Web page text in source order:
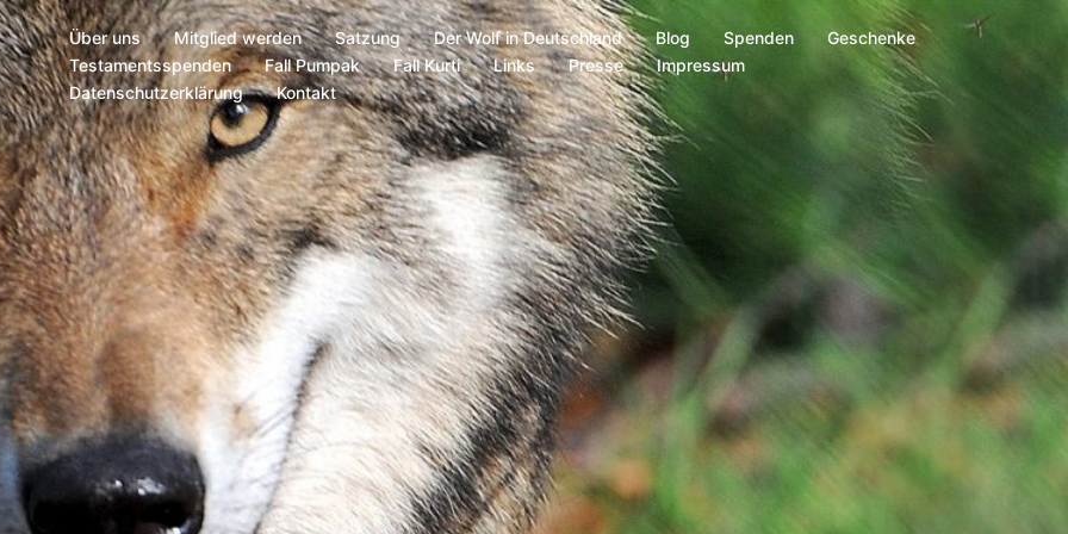
Über uns Mitglied werden Satzung Der Wolf in Deutschland Blog Spenden
Geschenke
Testamentsspenden
Fall Pumpak Fall Kurti Links Presse
Impressum
Datenschutzerklärung
Kontakt